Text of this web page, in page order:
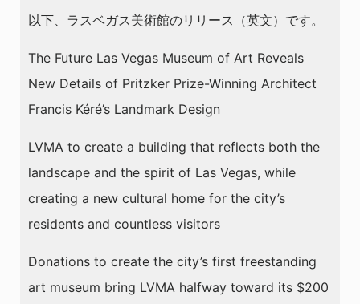
以下、ラスベガス美術館のリリース（英文）です。
The Future Las Vegas Museum of Art Reveals
New Details of Pritzker Prize-Winning Architect
Francis Kéré’s Landmark Design
LVMA to create a building that reflects both the
landscape and the spirit of Las Vegas, while
creating a new cultural home for the city’s
residents and countless visitors
Donations to create the city’s first freestanding
art museum bring LVMA halfway toward its $200